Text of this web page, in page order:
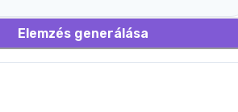
Elemzés generálása